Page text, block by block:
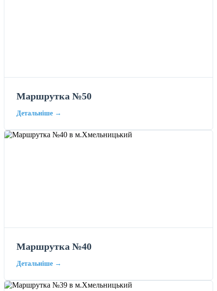
Маршрутка №50
Детальніше →
Маршрутка №40
Детальніше →